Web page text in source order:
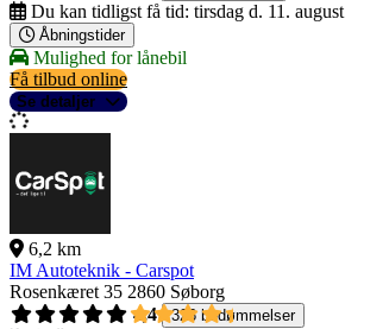
Du kan tidligst få tid: tirsdag d. 11. august
Åbningstider
Mulighed for lånebil
Få tilbud online
Se detaljer
6,2 km
IM Autoteknik - Carspot
Rosenkæret 35 2860 Søborg
4,4
326 bedømmelser